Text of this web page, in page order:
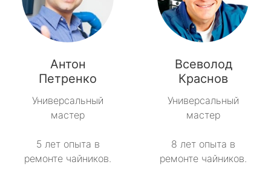
Антон
Петренко
Универсальный
мастер
5 лет опыта в
ремонте чайников.
Всеволод
Краснов
Универсальный
мастер
8 лет опыта в
ремонте чайников.